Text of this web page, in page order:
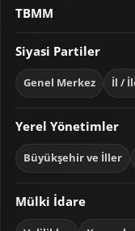
TBMM
Siyasi Partiler
Genel Merkez İl /
Yerel Yönetimler
Büyükşehir ve İller
Mülki İdare